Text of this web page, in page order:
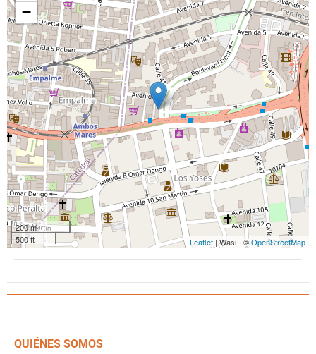
−
200 m
500 ft
Leaflet | Wasi - ©OpenStreetMap
QUIÉNES SOMOS